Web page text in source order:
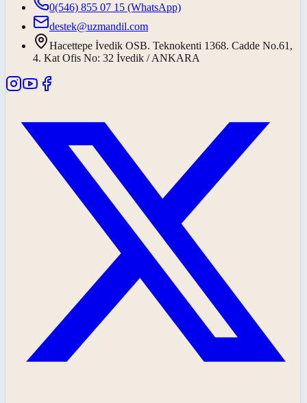
0(546) 855 07 15 (WhatsApp)
destek@uzmandil.com
Hacettepe İvedik OSB. Teknokenti 1368. Cadde No.61,
4. Kat Ofis No: 32 İvedik / ANKARA